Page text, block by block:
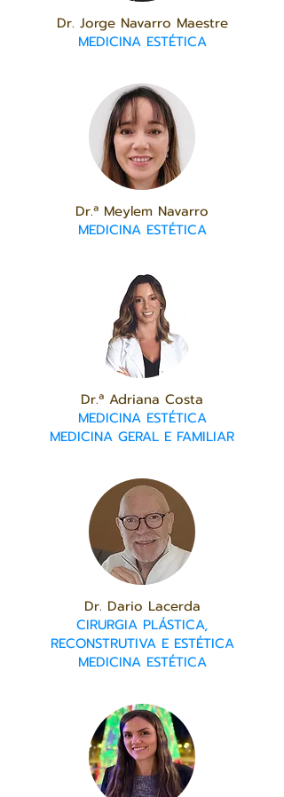
Dr. Jorge Navarro Maestre
MEDICINA ESTÉTICA
Dr.ª Meylem Navarro
MEDICINA ESTÉTICA
Dr.ª Adriana Costa
MEDICINA ESTÉTICA
MEDICINA GERAL E FAMILIAR
Dr. Dario Lacerda
CIRURGIA PLÁSTICA,
RECONSTRUTIVA E ESTÉTICA
MEDICINA ESTÉTICA